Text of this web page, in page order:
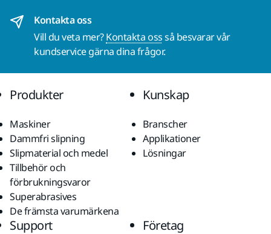
Kontakta oss
Vill du veta mer?Kontakta ossså besvarar vår
kundservice gärna dina frågor.
Produkter
Maskiner
Dammfri slipning
Slipmaterial och medel
Tillbehör och
förbrukningsvaror
Superabrasives
De främsta varumärkena
Kunskap
Branscher
Applikationer
Lösningar
Support Företag